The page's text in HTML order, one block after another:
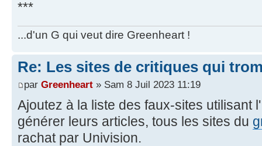
***
...d'un G qui veut dire Greenheart !
Re: Les sites de critiques qui
par Greenheart » Sam 8 Juil 2023 11:19
Ajoutez à la liste des faux-sites utilisant
générer leurs articles, tous les sites du
rachat par Univision.